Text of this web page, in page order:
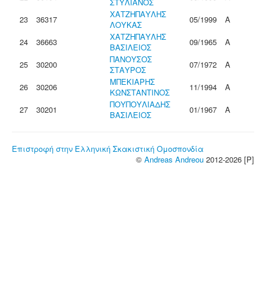
23
36317
ΧΑΤΖΗΠΑΥΛΗΣ
ΛΟΥΚΑΣ
05/1999
Α
24
36663
ΧΑΤΖΗΠΑΥΛΗΣ
ΒΑΣΙΛΕΙΟΣ
09/1965
Α
25
30200
ΠΑΝΟΥΣΟΣ
ΣΤΑΥΡΟΣ
07/1972
Α
26
30206
ΜΠΕΚΙΑΡΗΣ
ΚΩΝΣΤΑΝΤΙΝΟΣ
11/1994
Α
27
30201
ΠΟΥΠΟΥΛΙΑΔΗΣ
ΒΑΣΙΛΕΙΟΣ
01/1967 Α
Επιστροφή στην Ελληνική Σκακιστική Ομοσπονδία
© Andreas Andreou 2012-2026 [P]